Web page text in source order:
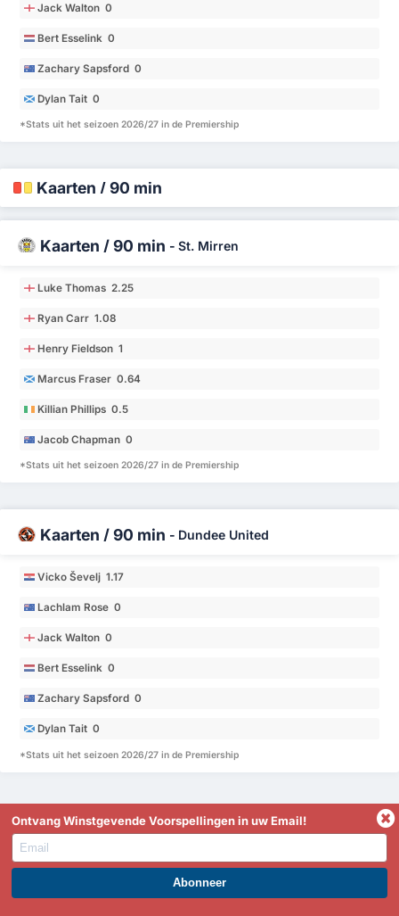
Jack Walton 0
Bert Esselink 0
Zachary Sapsford 0
Dylan Tait 0
*Stats uit het seizoen 2026/27 in de Premiership
Kaarten / 90 min
Kaarten / 90 min - St. Mirren
Luke Thomas 2.25
Ryan Carr 1.08
Henry Fieldson 1
Marcus Fraser 0.64
Killian Phillips 0.5
Jacob Chapman 0
*Stats uit het seizoen 2026/27 in de Premiership
Kaarten / 90 min - Dundee United
Vicko Ševelj 1.17
Lachlam Rose 0
Jack Walton 0
Bert Esselink 0
Zachary Sapsford 0
Dylan Tait 0
*Stats uit het seizoen 2026/27 in de Premiership
Premiership Rangschikking
WG Winst %
1 Saint Mirren FC 2 100% 3 0 3 6 1.50
WORD PREMIUM EN PROFITEER NU!
Ontvang Winstgevende Voorspellingen in uw Email!